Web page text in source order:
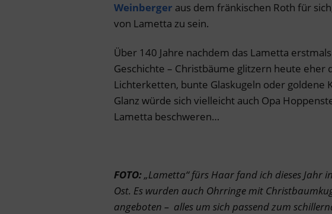
Weinberger aus dem fränkischen Roth für
von Lametta zu sein.
Über 140 Jahre nachdem das Lametta
Geschichte – Christbäume glitzern heute eher
Lichterketten, bunte Glaskugeln oder goldene
Glanz würde sich vielleicht auch Opa
Lametta beschweren…
FOTO:„Lametta“ fürs Haar fand ich dieses Jahr
Ost. Es wurden auch Ohrringe mit
angeboten – alles um sich passend zum